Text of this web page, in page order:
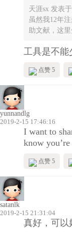
天涯sx 发表
虽然我12年
助文献，这
工具是不能
点赞 5
yunnandlg
2019-2-15 17:46:16
I want to
know
点赞 5
satanlk
2019-2-15 21:31:04
真好，可以